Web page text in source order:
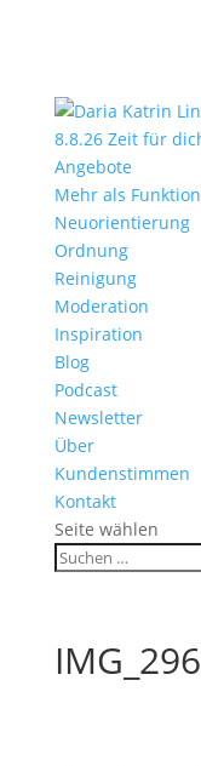
8.8.26 Zeit für
Angebote
Mehr als
Neuorientierung
Ordnung
Reinigung
Moderation
Inspiration
Blog
Podcast
Newsletter
Über
Kundenstimmen
Kontakt
Seite wählen